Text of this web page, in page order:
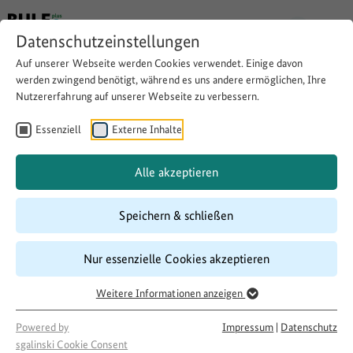
Datenschutzeinstellungen
Auf unserer Webseite werden Cookies verwendet. Einige davon
werden zwingend benötigt, während es uns andere ermöglichen, Ihre
Nutzererfahrung auf unserer Webseite zu verbessern.
Essenziell Externe Inhalte
Alle akzeptieren
Speichern & schließen
Nur essenzielle Cookies akzeptieren
Weitere Informationen anzeigen
Powered by
sgalinski Cookie Consent
Impressum | Datenschutz
Durch Sport,
Gewaltprävention und
Kommunikation zu einem
vielfältigen Miteinander
Website besuchen Download
Laufzeit
07/2017–06/2018